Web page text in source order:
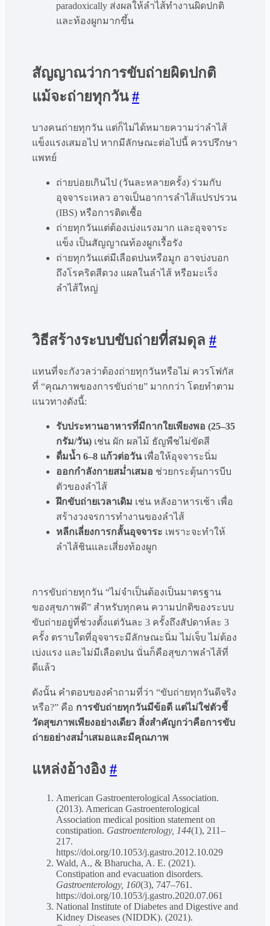
paradoxically ส่งผลให้ลำไส้ทำงานผิดปกติ
และท้องผูกมากขึ้น
สัญญาณว่าการขับถ่ายผิดปกติ
แม้จะถ่ายทุกวัน #
บางคนถ่ายทุกวัน แต่ก็ไม่ได้หมายความว่าลำไส้
แข็งแรงเสมอไป หากมีลักษณะต่อไปนี้ ควรปรึกษา
แพทย์
ถ่ายบ่อยเกินไป (วันละหลายครั้ง) ร่วมกับ
อุจจาระเหลว อาจเป็นอาการลำไส้แปรปรวน
(IBS) หรือการติดเชื้อ
ถ่ายทุกวันแต่ต้องเบ่งแรงมาก และอุจจาระ
แข็ง เป็นสัญญาณท้องผูกเรื้อรัง
ถ่ายทุกวันแต่มีเลือดปนหรือมูก อาจบ่งบอก
ถึงโรคริดสีดวง แผลในลำไส้ หรือมะเร็ง
ลำไส้ใหญ่
วิธีสร้างระบบขับถ่ายที่สมดุล #
แทนที่จะกังวลว่าต้องถ่ายทุกวันหรือไม่ ควรโฟกัส
ที่ “คุณภาพของการขับถ่าย” มากกว่า โดยทำตาม
แนวทางดังนี้:
รับประทานอาหารที่มีกากใยเพียงพอ (25–35
กรัม/วัน) เช่น ผัก ผลไม้ ธัญพืชไม่ขัดสี
ดื่มน้ำ 6–8 แก้วต่อวัน เพื่อให้อุจจาระนิ่ม
ออกกำลังกายสม่ำเสมอ ช่วยกระตุ้นการบีบ
ตัวของลำไส้
ฝึกขับถ่ายเวลาเดิม เช่น หลังอาหารเช้า เพื่อ
สร้างวงจรการทำงานของลำไส้
หลีกเลี่ยงการกลั้นอุจจาระ เพราะจะทำให้
ลำไส้ชินและเสี่ยงท้องผูก
การขับถ่ายทุกวัน “ไม่จำเป็นต้องเป็นมาตรฐาน
ของสุขภาพดี” สำหรับทุกคน ความปกติของระบบ
ขับถ่ายอยู่ที่ช่วงตั้งแต่วันละ 3 ครั้งถึงสัปดาห์ละ 3
ครั้ง ตราบใดที่อุจจาระมีลักษณะนิ่ม ไม่เจ็บ ไม่ต้อง
เบ่งแรง และไม่มีเลือดปน นั่นก็คือสุขภาพลำไส้ที่
ดีแล้ว
ดังนั้น คำตอบของคำถามที่ว่า “ขับถ่ายทุกวันดีจริง
หรือ?” คือ การขับถ่ายทุกวันมีข้อดี แต่ไม่ใช่ตัวชี้
วัดสุขภาพเพียงอย่างเดียว สิ่งสำคัญกว่าคือการขับ
ถ่ายอย่างสม่ำเสมอและมีคุณภาพ
แหล่งอ้างอิง #
American Gastroenterological Association.
(2013). American Gastroenterological
Association medical position statement on
constipation. Gastroenterology, 144(1), 211–
217.
https://doi.org/10.1053/j.gastro.2012.10.029
Wald, A., & Bharucha, A. E. (2021).
Constipation and evacuation disorders.
Gastroenterology, 160(3), 747–761.
https://doi.org/10.1053/j.gastro.2020.07.061
National Institute of Diabetes and Digestive and
Kidney Diseases (NIDDK). (2021).